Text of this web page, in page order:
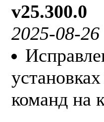
v25.300.0
2025-08-26
команд на